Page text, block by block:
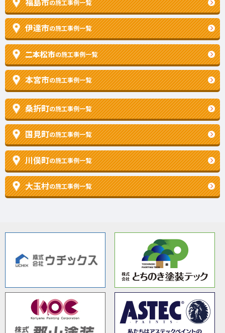
の施工事例一覧
伊達市の施工事例一覧
二本松市の施工事例一覧
本宮市の施工事例一覧
桑折町の施工事例一覧
国見町の施工事例一覧
川俣町の施工事例一覧
大玉村の施工事例一覧